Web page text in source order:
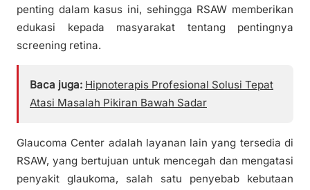
penting dalam kasus ini, sehingga RSAW memberikan
edukasi kepada masyarakat tentang pentingnya
screening retina.
Baca juga: Hipnoterapis Profesional Solusi Tepat
Atasi Masalah Pikiran Bawah Sadar
Glaucoma Center adalah layanan lain yang tersedia di
RSAW, yang bertujuan untuk mencegah dan mengatasi
penyakit glaukoma, salah satu penyebab kebutaan